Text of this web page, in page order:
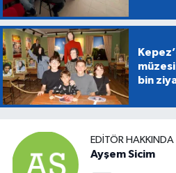
bin
EDITÖR HAKKINDA
Ayşem Sicim